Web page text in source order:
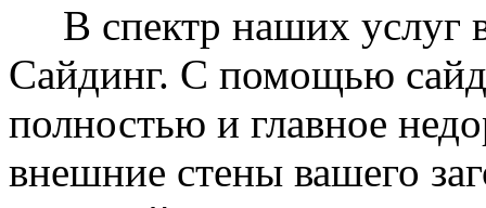
В спектр наших услуг
Сайдинг. С помощью
полностью и главное
внешние стены вашего